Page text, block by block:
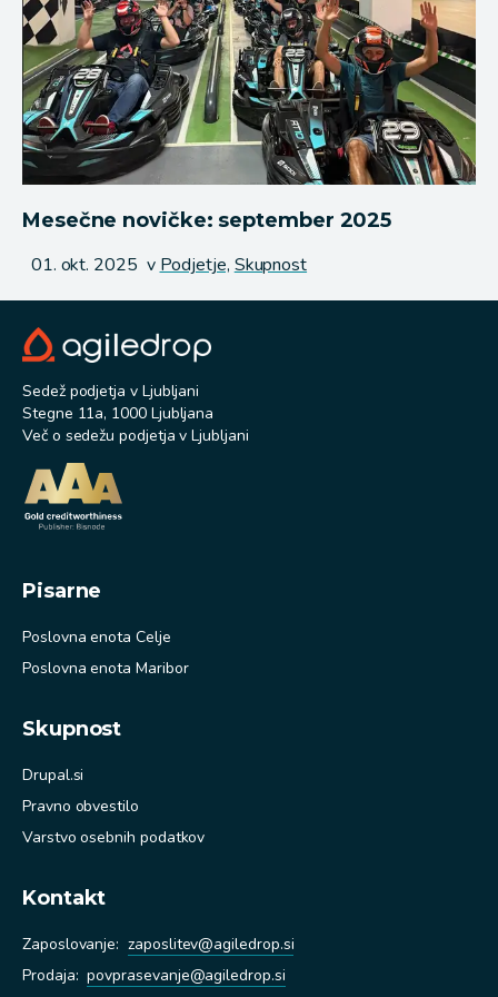
Mesečne novičke: september 2025
Objavljeno
01. okt. 2025 v Podjetje, Skupnost
Sedež podjetja v Ljubljani
Stegne 11a, 1000 Ljubljana
Več o sedežu podjetja v Ljubljani
Pisarne
Poslovna enota Celje
Poslovna enota Maribor
Skupnost
Drupal.si
Pravno obvestilo
Varstvo osebnih podatkov
Kontakt
Zaposlovanje: zaposlitev@agiledrop.si
Prodaja: povprasevanje@agiledrop.si